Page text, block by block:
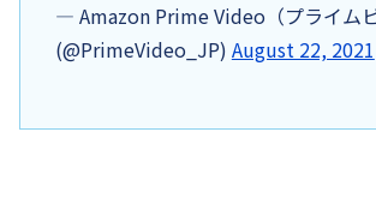
— Amazon Prime Video（プライムビ
(@PrimeVideo_JP) August 22, 2021